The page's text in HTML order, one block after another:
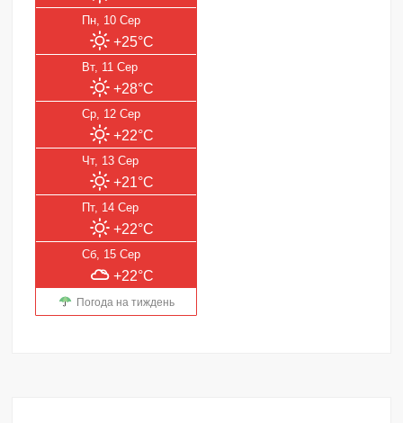
Пн, 10 Сер
+25°C
Вт, 11 Сер
+28°C
Ср, 12 Сер
+22°C
Чт, 13 Сер
+21°C
Пт, 14 Сер
+22°C
Сб, 15 Сер
+22°C
Погода на тиждень